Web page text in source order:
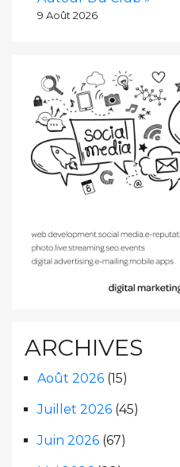
9 Août 2026
ARCHIVES
Août 2026 (15)
Juillet 2026 (45)
Juin 2026 (67)